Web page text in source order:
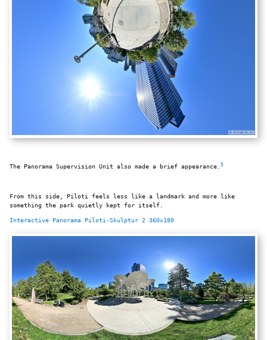
The Panorama Supervision Unit also made a brief appearance. 5
From this side, Piloti feels less like a landmark and more like
something the park quietly kept for itself.
Interactive Panorama Piloti-Skulptur 2 360x180